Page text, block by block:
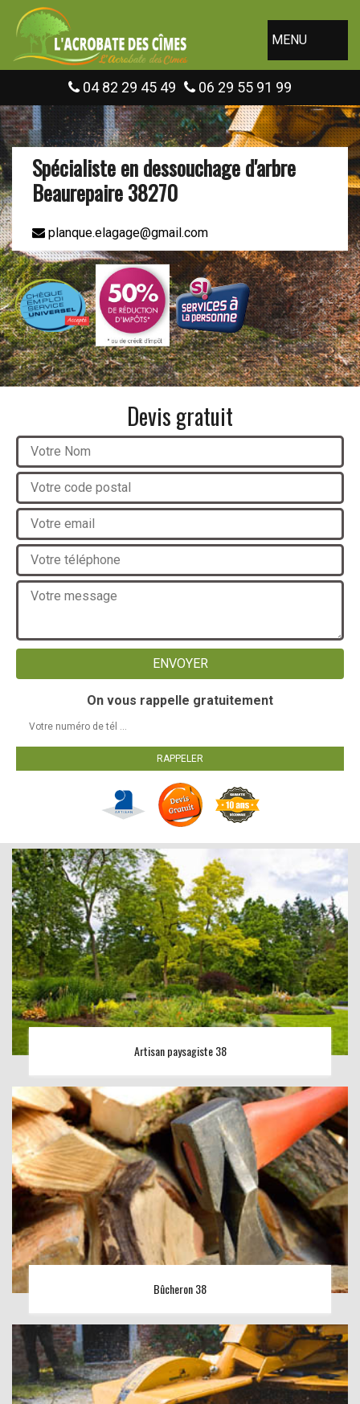
MENU
04 82 29 45 49 06 29 55 91 99
Spécialiste en dessouchage d'arbre
Beaurepaire 38270
planque.elagage@gmail.com
Devis gratuit
On vous rappelle gratuitement
Artisan paysagiste 38
Bûcheron 38